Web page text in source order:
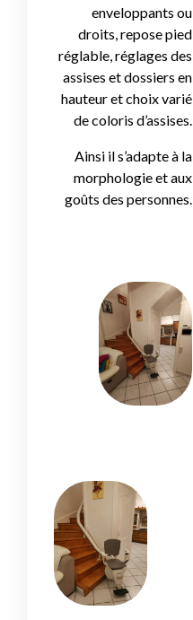
enveloppants ou
droits, repose pied
réglable, réglages des
assises et dossiers en
hauteur et choix varié
de coloris d’assises.
Ainsi il s’adapte à la
morphologie et aux
goûts des personnes.